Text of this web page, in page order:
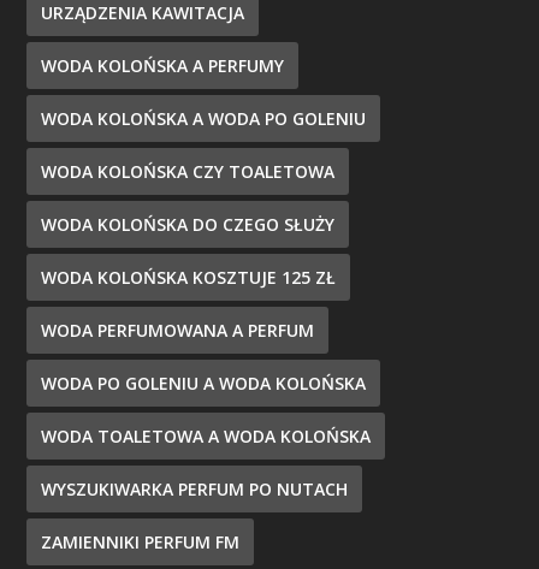
URZĄDZENIA KAWITACJA
WODA KOLOŃSKA A PERFUMY
WODA KOLOŃSKA A WODA PO GOLENIU
WODA KOLOŃSKA CZY TOALETOWA
WODA KOLOŃSKA DO CZEGO SŁUŻY
WODA KOLOŃSKA KOSZTUJE 125 ZŁ
WODA PERFUMOWANA A PERFUM
WODA PO GOLENIU A WODA KOLOŃSKA
WODA TOALETOWA A WODA KOLOŃSKA
WYSZUKIWARKA PERFUM PO NUTACH
ZAMIENNIKI PERFUM FM